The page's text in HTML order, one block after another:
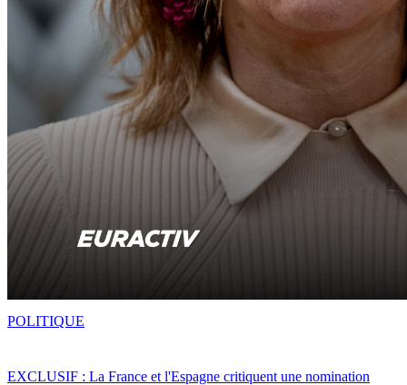
EXCLUSIF : La France et l'Espagne critiquent une nomination
POLITIQUE